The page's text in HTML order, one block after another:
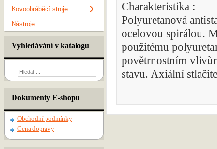
Kovoobráběcí stroje
Nástroje
Vyhledávání v katalogu
Dokumenty E-shopu
Obchodní podmínky
Cena dopravy
Charakteristika :
Polyuretanová
ocelovou spirálou.
použitému
povětrnostním
stavu. Axiální